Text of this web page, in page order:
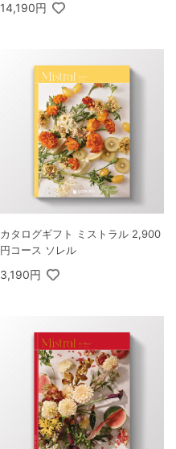
14,190円
カタログギフト ミストラル 2,900
円コース ソレル
3,190円